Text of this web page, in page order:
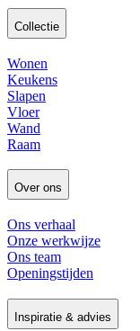
Collectie
Wonen
Keukens
Slapen
Vloer
Wand
Raam
Over ons
Ons verhaal
Onze werkwijze
Ons team
Openingstijden
Inspiratie & advies